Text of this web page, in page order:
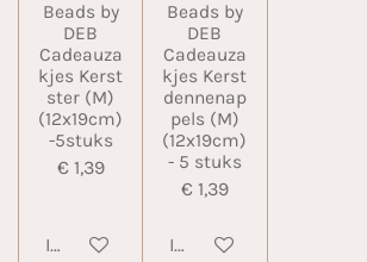
Beads by
DEB
Cadeauza
kjes Kerst
ster (M)
(12x19cm)
-5stuks
€ 1,39
In winkelwagen
Beads by
DEB
Cadeauza
kjes Kerst
dennenap
pels (M)
(12x19cm)
- 5 stuks
€ 1,39
In winkelwagen